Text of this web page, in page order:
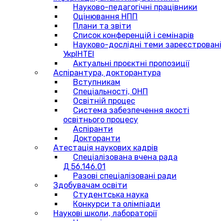
Науково-педагогічні працівники
Оцінювання НПП
Плани та звіти
Список конференцій і семінарів
Науково-дослідні теми
УкрІНТЕІ
Актуальні проєктні пропозиції
Аспірантура, докторантура
Вступникам
Спеціальності, ОНП
Освітній процес
Система забезпечення якості
освітнього процесу
Аспіранти
Докторанти
Атестація наукових кадрів
Спеціалізована вчена рада
Д 56.146.01
Разові спеціалізовані ради
Здобувачам освіти
Студентська наука
Конкурси та олімпіади
Наукові школи, лабораторії